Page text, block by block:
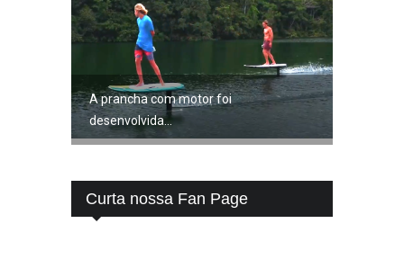
A prancha com motor foi
desenvolvida...
Curta nossa Fan Page